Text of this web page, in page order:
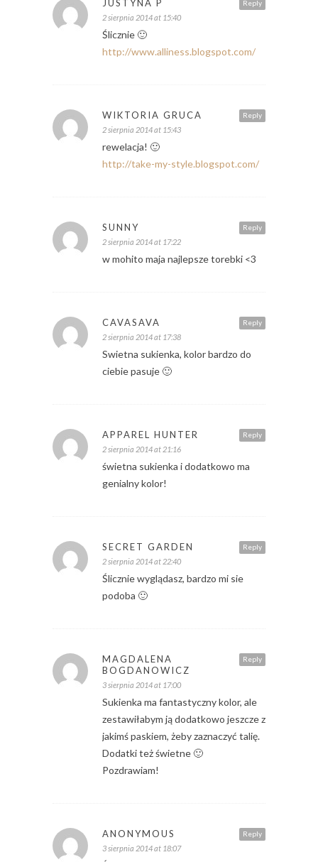
Reply
JUSTYNA P
2 sierpnia 2014 at 15:40
Ślicznie 🙂
http://www.alliness.blogspot.com/
Reply
WIKTORIA GRUCA
2 sierpnia 2014 at 15:43
rewelacja! 🙂
http://take-my-style.blogspot.com/
Reply
SUNNY
2 sierpnia 2014 at 17:22
w mohito maja najlepsze torebki <3
Reply
CAVASAVA
2 sierpnia 2014 at 17:38
Swietna sukienka, kolor bardzo do
ciebie pasuje 🙂
Reply
APPAREL HUNTER
2 sierpnia 2014 at 21:16
świetna sukienka i dodatkowo ma
genialny kolor!
Reply
SECRET GARDEN
2 sierpnia 2014 at 22:40
Ślicznie wyglądasz, bardzo mi sie
podoba 🙂
Reply
MAGDALENA
BOGDANOWICZ
3 sierpnia 2014 at 17:00
Sukienka ma fantastyczny kolor, ale
zestawiłabym ją dodatkowo jeszcze z
jakimś paskiem, żeby zaznaczyć talię.
Dodatki też świetne 🙂
Pozdrawiam!
Reply
ANONYMOUS
3 sierpnia 2014 at 18:07